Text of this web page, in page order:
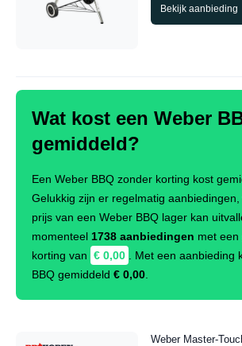
Bekijk aanbieding
Wat kost een Weber
gemiddeld?
Een Weber BBQ zonder korting kost
Gelukkig zijn er regelmatig
prijs van een Weber BBQ lager kan
momenteel 1738 aanbiedingen met een
korting van € 0,00
. Met een aanbieding
BBQ gemiddeld € 0,00
Weber Master-